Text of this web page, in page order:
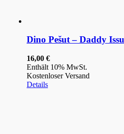
Dino Pešut – Daddy
16,00 €
Enthält 10% MwSt.
Kostenloser Versand
Details